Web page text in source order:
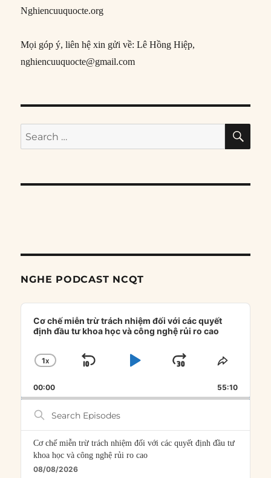
Nghiencuuquocte.org
Mọi góp ý, liên hệ xin gửi về: Lê Hồng Hiệp,
nghiencuuquocte@gmail.com
Search
for:
NGHE PODCAST NCQT
Audio
Player
Cơ chế miễn trừ trách nhiệm đối với các quyết
định đầu tư khoa học và công nghệ rủi ro cao
CHANGE
RATE
1X
SKIP
PLAYJUMP
FORWARD
SHARE
00:00 55:10
Search
Episodes
Cơ chế miễn trừ trách nhiệm đối với các quyết định đầu tư
khoa học và công nghệ rủi ro cao
08/08/2026